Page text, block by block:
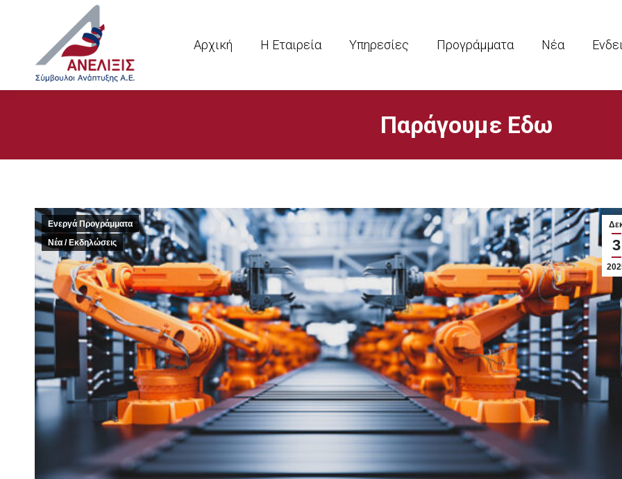
Αρχική Η Εταιρεία Υπηρεσίες Προγράμματα Νέα
Παράγουμε Εδω
3
Ενεργά Προγράμματα
Νέα / Εκδηλώσεις